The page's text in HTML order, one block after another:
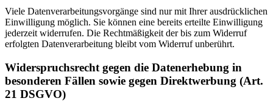
Viele Datenverarbeitungsvorgänge sind nur mit Ihrer ausdrücklichen
Einwilligung möglich. Sie können eine bereits erteilte Einwilligung
jederzeit widerrufen. Die Rechtmäßigkeit der bis zum Widerruf
erfolgten Datenverarbeitung bleibt vom Widerruf unberührt.
Widerspruchsrecht gegen die Datenerhebung in
besonderen Fällen sowie gegen Direktwerbung (Art.
21 DSGVO)